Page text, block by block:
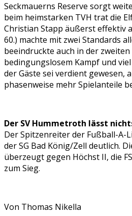
Seckmauerns Reserve sorgt
beim heimstarken TVH trat die
Christian Stapp äußerst effektiv
60.) machte mit zwei Standards
beeindruckte auch in der
bedingungslosem Kampf und
der Gäste sei verdient gewesen,
phasenweise mehr Spielanteile
Der SV Hummetroth lässt
Der Spitzenreiter der Fußball-A-
der SG Bad König/Zell deutlich.
überzeugt gegen Höchst II, die
zum Sieg.
Von Thomas Nikella